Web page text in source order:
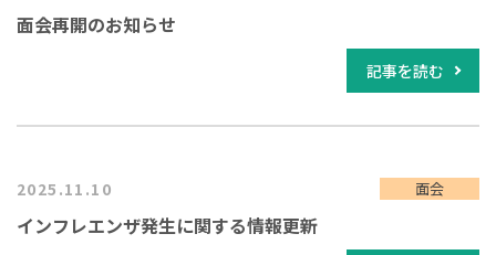
面会再開のお知らせ
記事を読む
面会
2025.11.10
インフレエンザ発生に関する情報更新